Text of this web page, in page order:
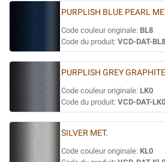
PURPLISH BLUE PEARL
Code couleur originale: BL8
Code du produit: VCD-DAT-BL8
PURPLISH GREY
Code couleur originale: LK0
Code du produit: VCD-DAT-LK0
SILVER MET.
Code couleur originale: KL0